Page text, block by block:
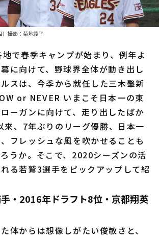
区
プ
本ハムファイターズ
ゴールデンイーグルス
ライオンズ
テマリーンズ
ス・バファローズ
トバンクホークス
）撮影：菊地綾子
で春季キャンプが始まり、例年よ
に向けて、野球界全体が動き出し
スは、今季から就任した三木肇新
or NEVER いまこそ日本一の東
ーガンに向けて、走り出したばか
来、7年ぶりのリーグ優勝、日本一
フレッシュな風を吹かせることも
うか。そこで、2020シーズンの活
る若鷲3選手をピックアップして紹
・2016年ドラフト8位・京都翔英
体からは想像しがたい俊敏さと、